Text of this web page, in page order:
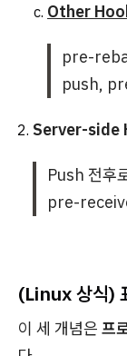
Other
pre-
push,
Server-side
Push 전후
pre-
(Linux 상식)
이 세 개념은 프